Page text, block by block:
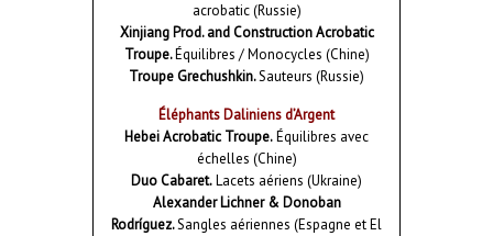
acrobatic (Russie)
Xinjiang Prod. and Construction Acrobatic
Troupe.Équilibres / Monocycles (Chine)
Troupe Grechushkin.Sauteurs (Russie)
Éléphants Daliniens d’Argent
Hebei Acrobatic Troupe.Équilibres avec
échelles (Chine)
Duo Cabaret.Lacets aériens (Ukraine)
Alexander Lichner & Donoban
Rodríguez.Sangles aériennes (Espagne et El